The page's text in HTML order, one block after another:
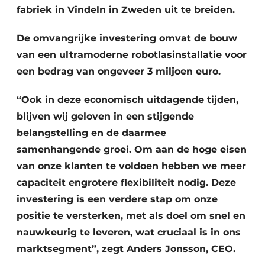
fabriek in Vindeln in Zweden uit te breiden.
De omvangrijke investering omvat de bouw
van een ultramoderne robotlasinstallatie voor
een bedrag van ongeveer 3 miljoen euro.
“Ook in deze economisch uitdagende tijden,
blijven wij geloven in een stijgende
belangstelling en de daarmee
samenhangende groei. Om aan de hoge eisen
van onze klanten te voldoen hebben we meer
capaciteit engrotere flexibiliteit nodig. Deze
investering is een verdere stap om onze
positie te versterken, met als doel om snel en
nauwkeurig te leveren, wat cruciaal is in ons
marktsegment”, zegt Anders Jonsson, CEO.